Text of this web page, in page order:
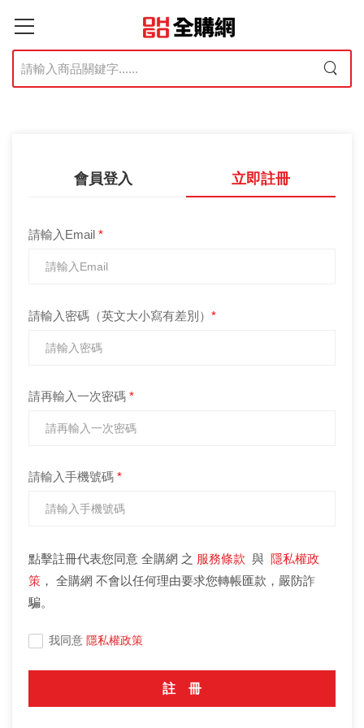
會員登入 立即註冊
請輸入Email *
請輸入密碼（英文大小寫有差別） *
請再輸入一次密碼 *
請輸入手機號碼 *
點擊註冊代表您同意 全購網 之 服務條款 與 隱私權政
策 ， 全購網 不會以任何理由要求您轉帳匯款，嚴防詐
騙。
我同意 隱私權政策
註 冊